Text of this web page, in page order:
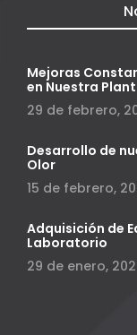
Mejoras
en Nuestra
29 de febrero,
Desarrollo de
Olor
15 de febrero,
Adquisición de
Laboratorio
29 de enero,